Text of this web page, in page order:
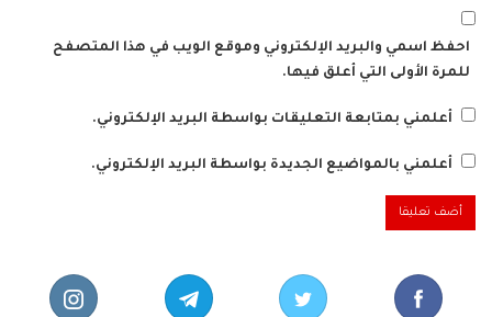
احفظ اسمي والبريد الإلكتروني وموقع الويب في هذا المتصفح
للمرة الأولى التي أعلق فيها.
أعلمني بمتابعة التعليقات بواسطة البريد الإلكتروني.
أعلمني بالمواضيع الجديدة بواسطة البريد الإلكتروني.